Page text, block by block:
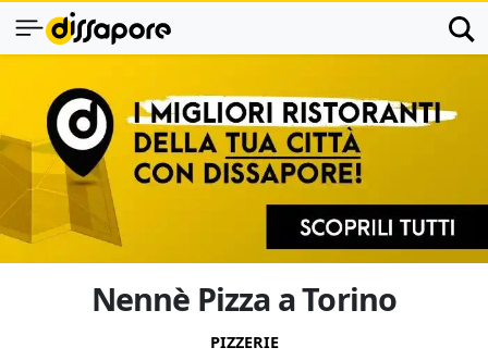
Nennè Pizza a Torino
PIZZERIE